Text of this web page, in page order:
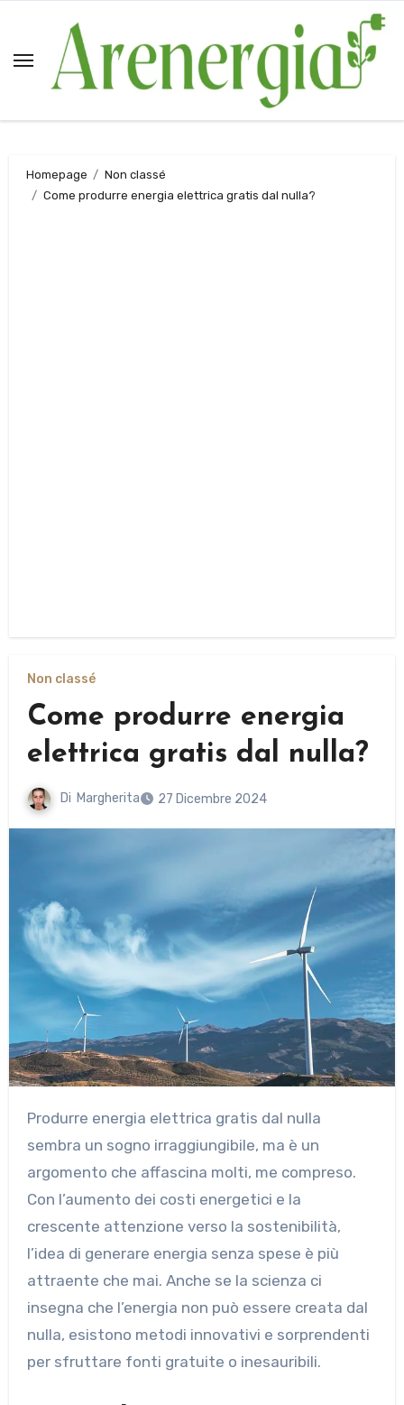
contenuto
Homepage
Non classé
Come produrre energia elettrica gratis dal nulla?
Non classé
Come produrre energia
elettrica gratis dal nulla?
Di Margherita 27 Dicembre 2024
Produrre energia elettrica gratis dal nulla
sembra un sogno irraggiungibile, ma è un
argomento che affascina molti, me compreso.
Con l’aumento dei costi energetici e la
crescente attenzione verso la sostenibilità,
l’idea di generare energia senza spese è più
attraente che mai. Anche se la scienza ci
insegna che l’energia non può essere creata dal
nulla, esistono metodi innovativi e sorprendenti
per sfruttare fonti gratuite o inesauribili.